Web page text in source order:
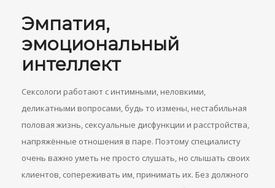
Эмпатия,
эмоциональный
интеллект
Сексологи работают с интимными, неловкими,
деликатными вопросами, будь то измены, нестабильная
половая жизнь, сексуальные дисфункции и расстройства,
напряжённые отношения в паре. Поэтому специалисту
очень важно уметь не просто слушать, но слышать своих
клиентов, сопереживать им, принимать их. Без должного